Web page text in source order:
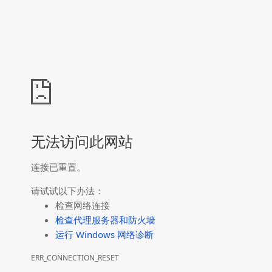
无法访问此网站
连接已重置。
请试试以下办法：
检查网络连接
检查代理服务器和防火墙
运行 Windows 网络诊断
ERR_CONNECTION_RESET